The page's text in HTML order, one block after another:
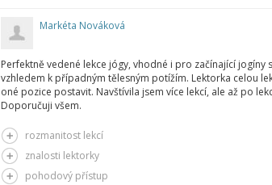
Markéta Nováková
Perfektně vedené lekce jógy, vhodné i pro začínající jogíny
vzhledem k případným tělesným potížím. Lektorka celou
oné pozice postavit. Navštívila jsem více lekcí, ale až po
Doporučuji všem.
rozmanitost lekcí
znalosti lektorky
pohodový přístup